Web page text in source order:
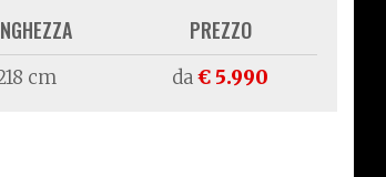
cm
PREZZO
da€ 5.990